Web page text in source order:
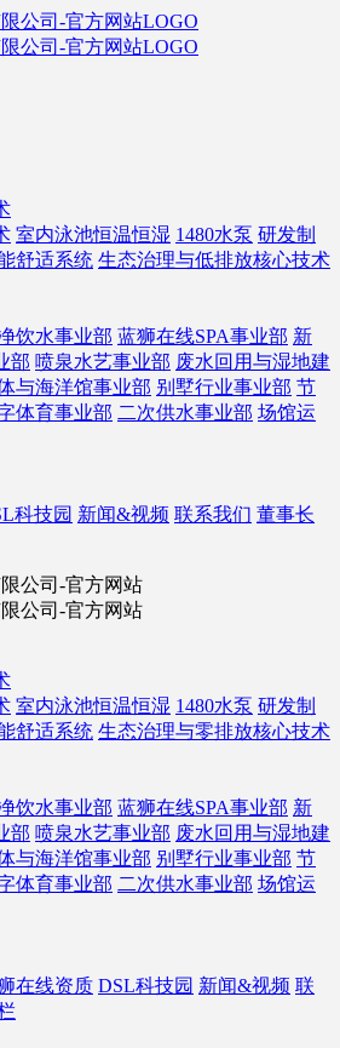
室内泳池恒温恒湿 1480水泵 研发制
舒适系统 生态治理与低排放核心技术
饮水事业部 蓝狮在线SPA事业部 新
部 喷泉水艺事业部 废水回用与湿地建
与海洋馆事业部 别墅行业事业部 节
体育事业部 二次供水事业部 场馆运
科技园 新闻&视频 联系我们 董事长
室内泳池恒温恒湿 1480水泵 研发制
舒适系统 生态治理与零排放核心技术
饮水事业部 蓝狮在线SPA事业部 新
部 喷泉水艺事业部 废水回用与湿地建
与海洋馆事业部 别墅行业事业部 节
体育事业部 二次供水事业部 场馆运
在线资质 DSL科技园 新闻&视频 联